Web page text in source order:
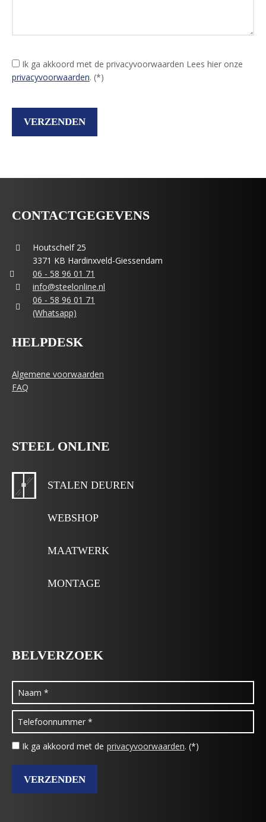
Ik ga akkoord met de privacyvoorwaarden Lees hier onze
privacyvoorwaarden. (*)
CONTACTGEGEVENS
Houtschelf 25
3371 KB Hardinxveld-Giessendam
06 - 58 96 01 71
info@steelonline.nl
06 - 58 96 01 71
(Whatsapp)
HELPDESK
Algemene voorwaarden
FAQ
STEEL ONLINE
STALEN DEUREN
WEBSHOP
MAATWERK
MONTAGE
BELVERZOEK
Ik ga akkoord met de privacyvoorwaarden. (*)